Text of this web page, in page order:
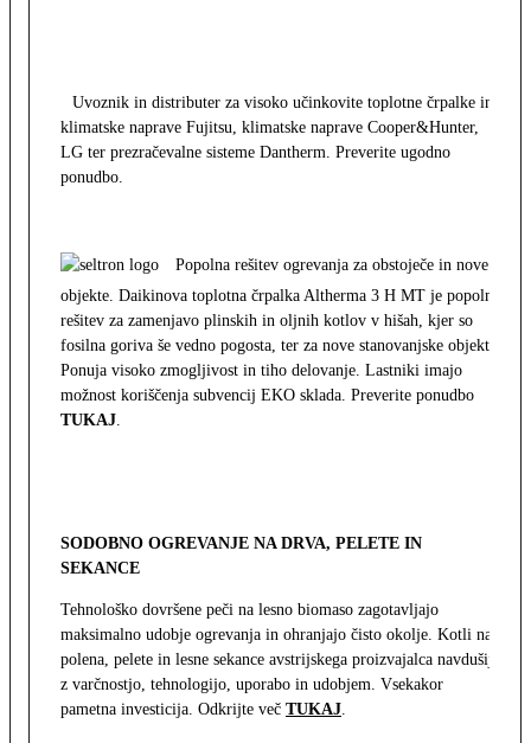
Uvoznik in distributer za visoko učinkovite toplotne črpalke in
klimatske naprave Fujitsu, klimatske naprave Cooper&Hunter,
LG ter prezračevalne sisteme Dantherm. Preverite ugodno
ponudbo.
Popolna rešitev ogrevanja za obstoječe in nove
objekte. Daikinova toplotna črpalka Altherma 3 H MT je popolna
rešitev za zamenjavo plinskih in oljnih kotlov v hišah, kjer so
fosilna goriva še vedno pogosta, ter za nove stanovanjske objekte.
Ponuja visoko zmogljivost in tiho delovanje. Lastniki imajo
možnost koriščenja subvencij EKO sklada. Preverite ponudbo
TUKAJ.
SODOBNO OGREVANJE NA DRVA, PELETE IN
SEKANCE
Tehnološko dovršene peči na lesno biomaso zagotavljajo
maksimalno udobje ogrevanja in ohranjajo čisto okolje. Kotli na
polena, pelete in lesne sekance avstrijskega proizvajalca navdušijo
z varčnostjo, tehnologijo, uporabo in udobjem. Vsekakor
pametna investicija. Odkrijte več TUKAJ.